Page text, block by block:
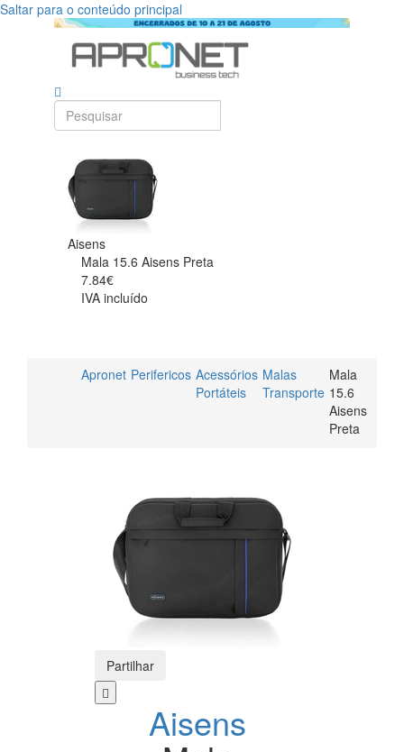
Saltar para o conteúdo principal
Aisens
Mala 15.6 Aisens Preta
7.84€
IVA incluído
Apronet Perifericos Acessórios
Portáteis
Malas
Transporte
Mala
15.6
Aisens
Preta
Partilhar
Aisens